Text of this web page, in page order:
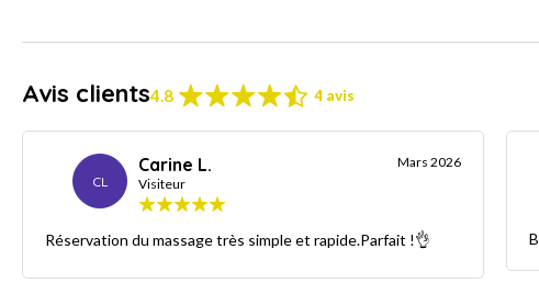
Avis clients4.8 4 avis
CL
Carine L.
Visiteur
Mars 2026
Réservation du massage très simple et rapide.Parfait !👌